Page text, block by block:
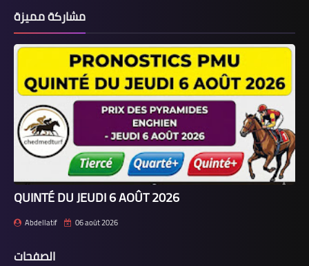
مشاركة مميزة
QUINTÉ DU JEUDI 6 AOÛT 2026
Abdellatif 06 août 2026
الصفحات